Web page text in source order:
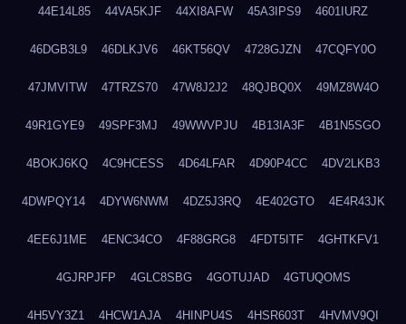
44E14L85 44VA5KJF 44XI8AFW 45A3IPS9 4601IURZ
46DGB3L9 46DLKJV6 46KT56QV 4728GJZN 47CQFY0O
47JMVITW 47TRZS70 47W8J2J2 48QJBQ0X 49MZ8W4O
49R1GYE9 49SPF3MJ 49WWVPJU 4B13IA3F 4B1N5SGO
4BOKJ6KQ 4C9HCESS 4D64LFAR 4D90P4CC 4DV2LKB3
4DWPQY14 4DYW6NWM 4DZ5J3RQ 4E402GTO 4E4R43JK
4EE6J1ME 4ENC34CO 4F88GRG8 4FDT5ITF 4GHTKFV1
4GJRPJFP 4GLC8SBG 4GOTUJAD 4GTUQOMS
4H5VY3Z1 4HCW1AJA 4HINPU4S 4HSR603T 4HVMV9QI